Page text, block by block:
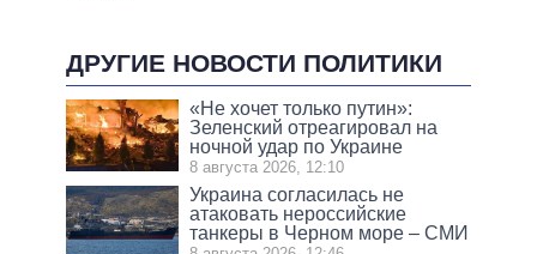
ДРУГИЕ НОВОСТИ ПОЛИТИКИ
«Не хочет только путин»:
Зеленский отреагировал на
ночной удар по Украине
8 августа 2026, 12:10
Украина согласилась не
атаковать нероссийские
танкеры в Черном море – СМИ